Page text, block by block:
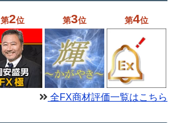
第2位 第3位 第4位
全FX商材評価一覧はこちら